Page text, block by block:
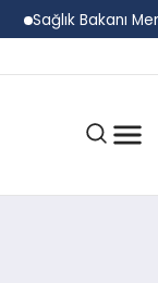
Sağlık Bakanı